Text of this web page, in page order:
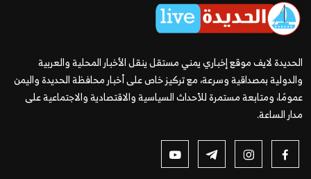
الحديدة لايف موقع إخباري يمني مستقل ينقل الأخبار المحلية والعربية
والدولية بمصداقية وسرعة، مع تركيز خاص على أخبار محافظة الحديدة واليمن
عمومًا، ومتابعة مستمرة للأحداث السياسية والاقتصادية والاجتماعية على
مدار الساعة.